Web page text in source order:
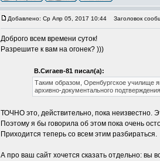
Добавлено: Ср Апр 05, 2017 10:44 Заголовок
Доброго всем времени суток!
Разрешите к вам на огонек? )))
В.Сигаев-81 писал(а):
Таким образом, Оренбургское училище
архивно-документального
ТОЧНО это, действительно, пока неизвестно.
Поэтому я бы говорила об этом пока очень
Приходится теперь со всем этим разбираться.
А про ваш сайт хочется сказать отдельно: